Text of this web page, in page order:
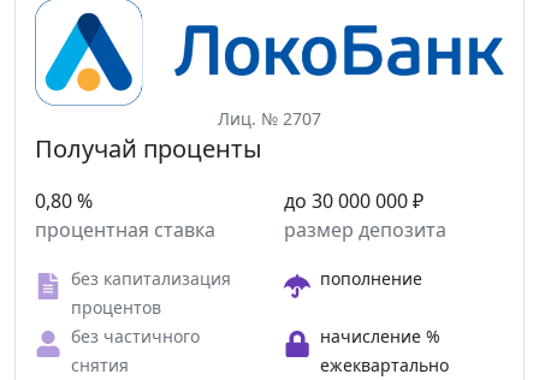
Лиц. № 2707
Получай проценты
0,80 %
процентная ставка
до 30 000 000 ₽
размер депозита
без капитализация
процентов
пополнение
без частичного
снятия
начисление %
ежеквартально